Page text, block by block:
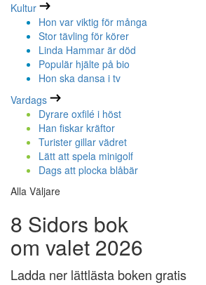
Kultur
Hon var viktig för många
Stor tävling för körer
Linda Hammar är död
Populär hjälte på bio
Hon ska dansa i tv
Vardags
Dyrare oxfilé i höst
Han fiskar kräftor
Turister gillar vädret
Lätt att spela minigolf
Dags att plocka blåbär
Alla Väljare
8 Sidors bok
om valet 2026
Ladda ner lättlästa boken gratis